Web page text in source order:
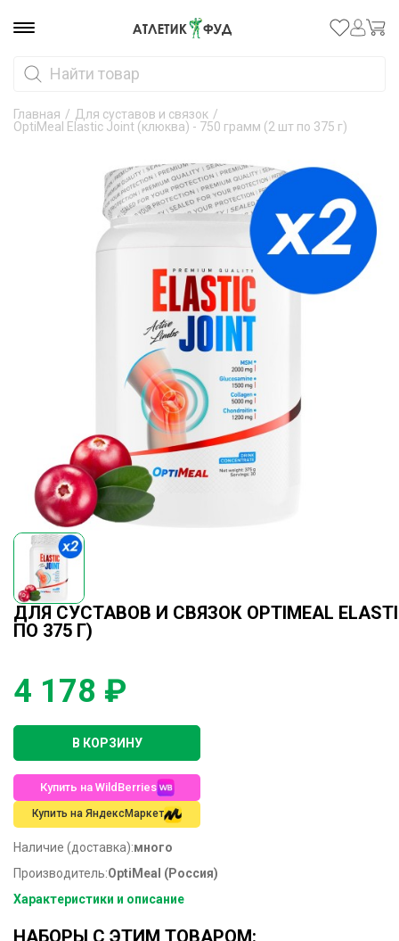
Главная / Для суставов и связок /
OptiMeal Elastic Joint (клюква) - 750 грамм (2 шт по 375 г)
ДЛЯ СУСТАВОВ И СВЯЗОК OPTIMEAL
ПО 375 Г)
4 178 ₽
В КОРЗИНУ
Купить на WildBerries
Купить на ЯндексМаркет
Наличие (доставка):много
Производитель:OptiMeal (Россия)
Характеристики и описание
НАБОРЫ С ЭТИМ ТОВАРОМ: